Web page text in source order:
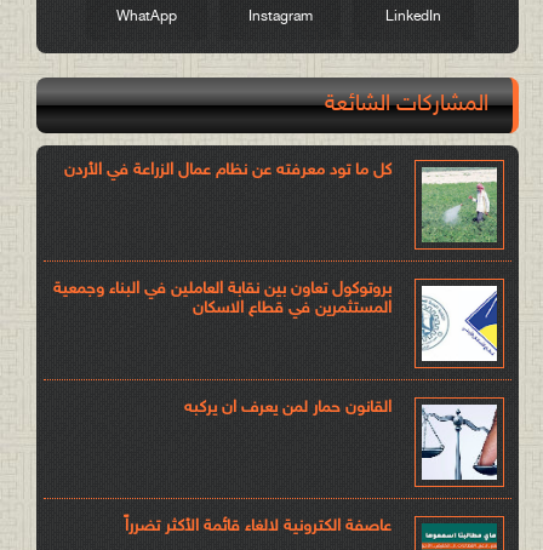
LinkedIn
Instagram
WhatApp
المشاركات الشائعة
كل ما تود معرفته عن نظام عمال الزراعة في الأردن
بروتوكول تعاون بين نقابة العاملين في البناء وجمعية
المستثمرين في قطاع الاسكان
القانون حمار لمن يعرف ان يركبه
عاصفة الكترونية لالغاء قائمة الأكثر تضرراً